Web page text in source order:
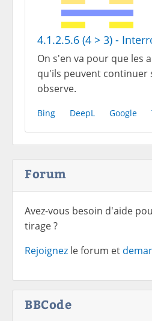
4.1.2.5.6 (4 > 3) -
On s'en va pour que les
qu'ils peuvent continuer
observe.
Bing DeepL Google
Forum
Avez-vous besoin d'aide
tirage ?
Rejoignez le forum et
BBCode